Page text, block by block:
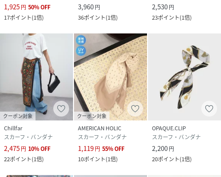
1,925円 50%OFF
17ポイント(1倍)
3,960円
36ポイント(1倍)
2,530円
23ポイント(1倍)
クーポン対象
Chillfar
スカーフ・バンダナ
2,475円 10%OFF
22ポイント(1倍)
クーポン対象
AMERICAN HOLIC
スカーフ・バンダナ
1,119円 55%OFF
10ポイント(1倍)
OPAQUE.CLIP
スカーフ・バンダナ
2,200円
20ポイント(1倍)